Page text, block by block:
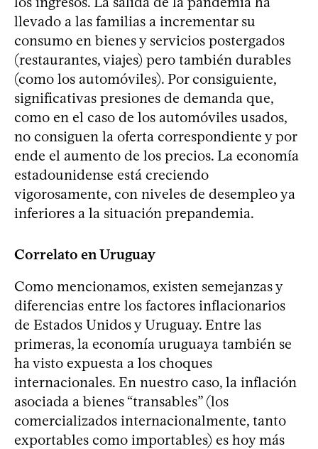
llevado a las familias a incrementar su
consumo en bienes y servicios postergados
(restaurantes, viajes) pero también durables
(como los automóviles). Por consiguiente,
significativas presiones de demanda que,
como en el caso de los automóviles usados,
no consiguen la oferta correspondiente y por
ende el aumento de los precios. La economía
estadounidense está creciendo
vigorosamente, con niveles de desempleo ya
inferiores a la situación prepandemia.
Correlato en Uruguay
Como mencionamos, existen semejanzas y
diferencias entre los factores inflacionarios
de Estados Unidos y Uruguay. Entre las
primeras, la economía uruguaya también se
ha visto expuesta a los choques
internacionales. En nuestro caso, la inflación
asociada a bienes “transables” (los
comercializados internacionalmente, tanto
exportables como importables) es hoy más